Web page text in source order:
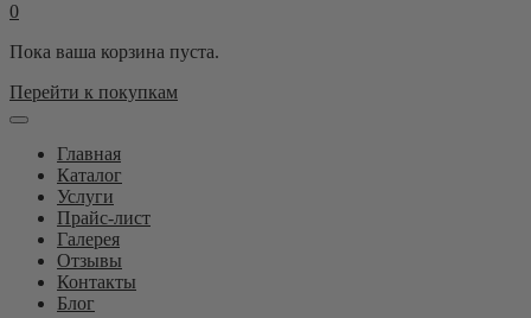
0
Пока ваша корзина пуста.
Перейти к покупкам
Главная
Каталог
Услуги
Прайс-лист
Галерея
Отзывы
Контакты
Блог